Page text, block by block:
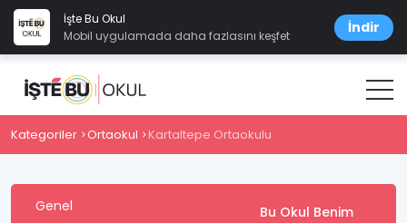
İşte Bu Okul
Mobil uygulamada daha fazlasını keşfet
İndir
Kategoriler Ortaokul Kartaltepe Ortaokulu
Genel Bu Okul Benim